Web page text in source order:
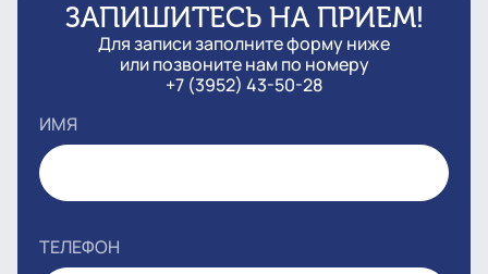
ЗАПИШИТЕСЬ НА ПРИЕМ!
Для записи заполните форму ниже
или позвоните нам по номеру
+7 (3952) 43-50-28
ИМЯ
ТЕЛЕФОН